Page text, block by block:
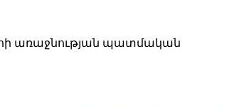
առաջնության պատմական